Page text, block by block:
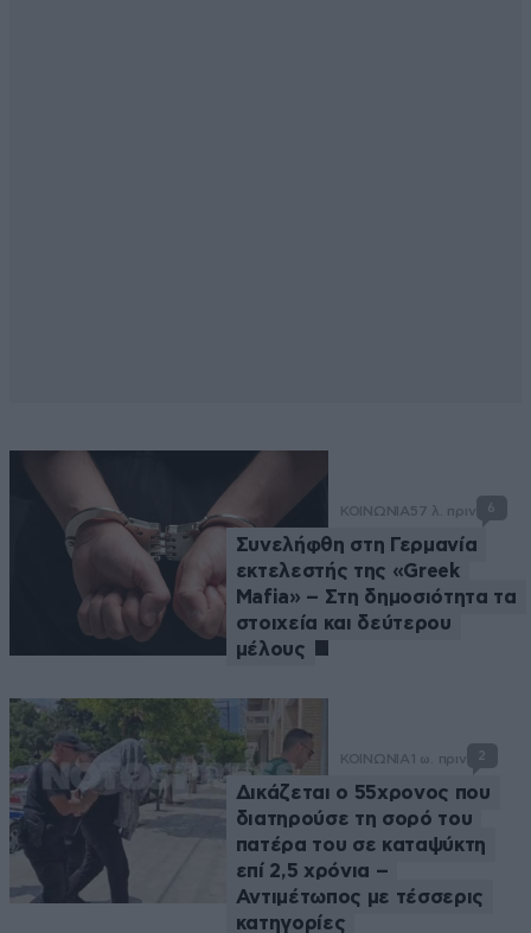
ΚΟΙΝΩΝΙΑ57 λ. πριν 6
Συνελήφθη στη Γερμανία
εκτελεστής της «Greek
Mafia» – Στη δημοσιότητα τα
στοιχεία και δεύτερου
μέλους
ΚΟΙΝΩΝΙΑ 1 ω. πριν 2
Δικάζεται ο 55χρονος που
διατηρούσε τη σορό του
πατέρα του σε καταψύκτη
επί 2,5 χρόνια –
Αντιμέτωπος με τέσσερις
κατηγορίες